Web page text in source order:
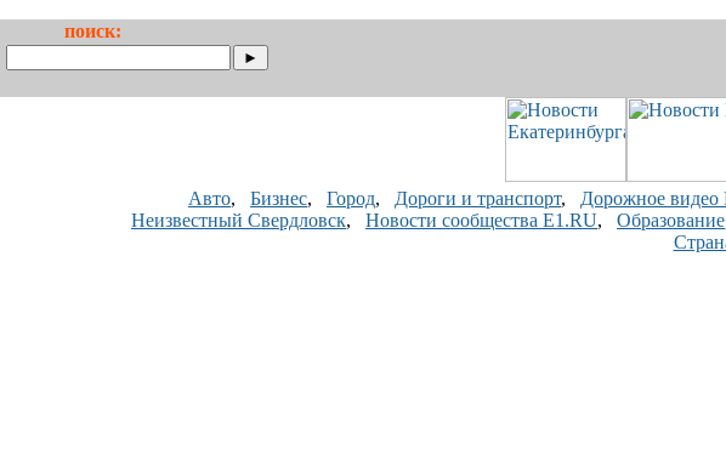
поиск:
Авто, Бизнес, Город, Дороги и транспорт, Дорожное видео
Неизвестный Свердловск, Новости сообщества E1.RU, Образование